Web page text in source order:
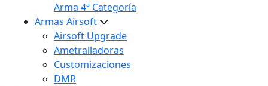
Arma 4ª Categoría
Armas Airsoft
Airsoft Upgrade
Ametralladoras
Customizaciones
DMR